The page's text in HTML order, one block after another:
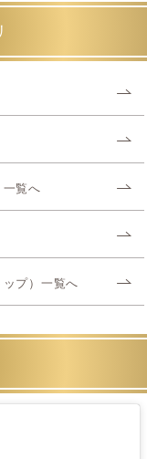
一覧へ
プ）一覧へ